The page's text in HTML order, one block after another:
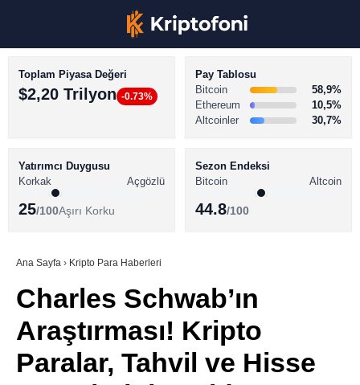
Youtube
TikTok
BİTCOİN HABERLERİ
ALTCOİN HABERLERİ
SÖZLÜK
Toplam Piyasa Değeri
$2,20 Trilyon -0.73%
Pay Tablosu
Bitcoin
58,9%
Ethereum
10,5%
Altcoinler
30,7%
Yatırımcı Duygusu
Korkak
Açgözlü
25/100Aşırı Korku
Sezon Endeksi
Bitcoin
Altcoin
44.8/100
Ana Sayfa › Kripto Para Haberleri
Charles Schwab’ın
Araştırması! Kripto
Paralar, Tahvil ve Hisse